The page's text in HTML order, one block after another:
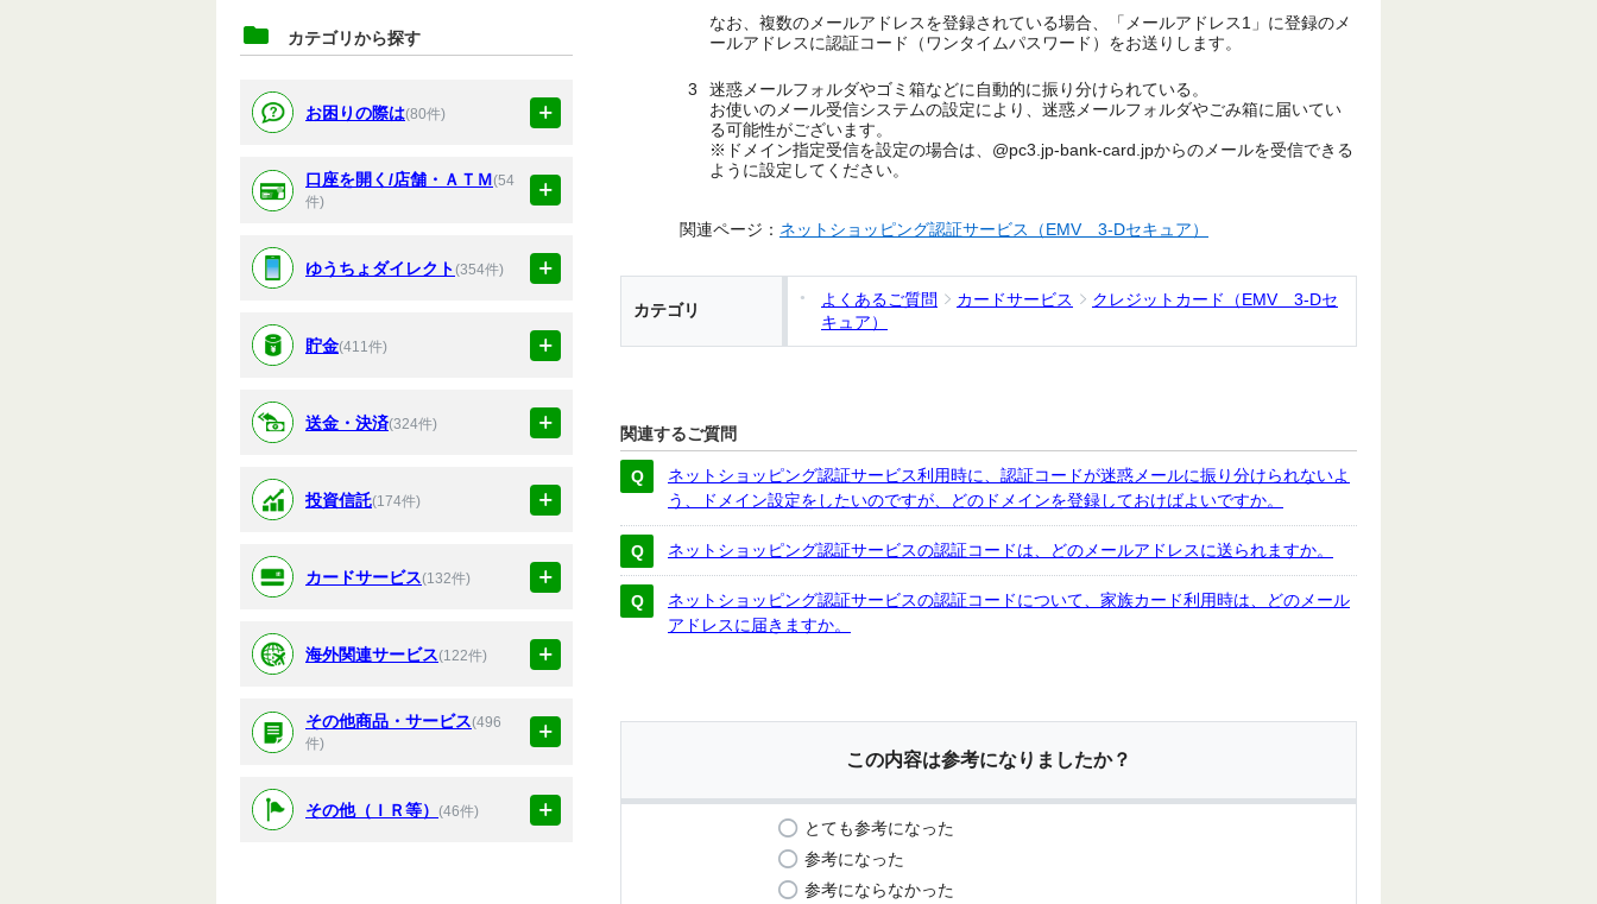
カテゴリから探す
お困りの際は(80件)
口座を開く/店舗・ＡＴＭ(54
件)
ゆうちょダイレクト(354件)
貯金(411件)
送金・決済(324件)
投資信託(174件)
カードサービス(132件)
海外関連サービス(122件)
その他商品・サービス(496
件)
その他（ＩＲ等） (46件)
なお、複数のメールアドレスを登録されている場合、「メールアドレス1」に登録のメ
ールアドレスに認証コード（ワンタイムパスワード）をお送りします。
迷惑メールフォルダやゴミ箱などに自動的に振り分けられている。
お使いのメール受信システムの設定により、迷惑メールフォルダやごみ箱に届いてい
る可能性がございます。
※ドメイン指定受信を設定の場合は、@pc3.jp-bank-card.jpからのメールを受信できる
ように設定してください。
関連ページ： ネットショッピング認証サービス（EMV 3-Dセキュア）
カテゴリ
よくあるご質問 カードサービス
クレジットカード（EMV 3-Dセ
キュア）
関連するご質問
ネットショッピング認証サービス利用時に、認証コードが迷惑メールに振り分けられないよ
う、ドメイン設定をしたいのですが、どのドメインを登録しておけばよいですか。
ネットショッピング認証サービスの認証コードは、どのメールアドレスに送られますか。
ネットショッピング認証サービスの認証コードについて、家族カード利用時は、どのメール
アドレスに届きますか。
この内容は参考になりましたか？
とても参考になった
参考になった
参考にならなかった